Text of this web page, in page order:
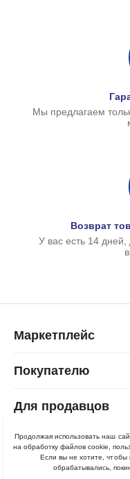
Мы предлагаем
Возврат
У вас есть 14 дней,
Маркетплейс
Покупателю
Для продавцов
Контакты
Продолжая использовать наш
на обработку файлов cookie,
Если вы не хотите,
обрабатывались,